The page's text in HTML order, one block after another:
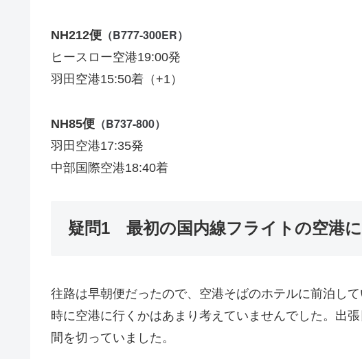
NH212便 （B777-300ER）
ヒースロー空港19:00発
羽田空港15:50着（+1）
NH85便 （B737-800）
羽田空港17:35発
中部国際空港18:40着
疑問1 最初の国内線フライトの空港
往路は早朝便だったので、空港そばのホテルに前泊し
時に空港に行くかはあまり考えていませんでした。出
間を切っていました。